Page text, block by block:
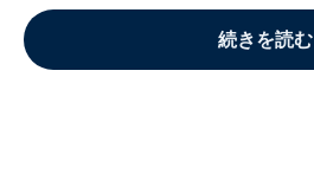
続きを読む